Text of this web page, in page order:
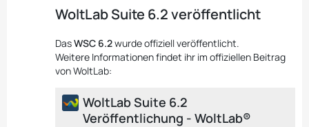
WoltLab Suite 6.2 veröffentlicht
DasWSC 6.2wurde offiziell veröffentlicht.
Weitere Informationen findet ihr im offiziellen Beitrag
von WoltLab:
WoltLab Suite 6.2
Veröffentlichung - WoltLab®